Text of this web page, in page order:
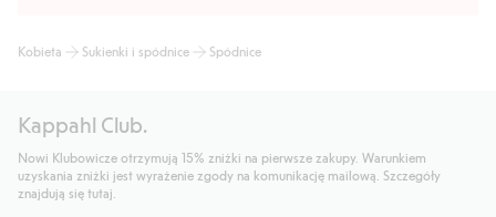
Kobieta Sukienki i spódnice Spódnice
Kappahl Club.
Nowi Klubowicze otrzymują 15% zniżki na pierwsze zakupy. Warunkiem
uzyskania zniżki jest wyrażenie zgody na komunikację mailową. Szczegóły
znajdują się tutaj.